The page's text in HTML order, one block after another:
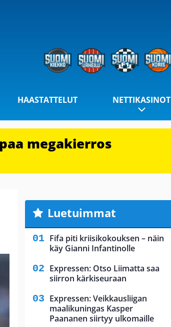
HAASTATTELUT NETTIKASINOT
megakierros
Luetuimmat
Fifa piti kriisikokouksen – näin
käy Gianni Infantinolle
Expressen: Otso Liimatta saa
siirron kärkiseuraan
Expressen: Veikkausliigan
maalikuningas Kasper
Paananen siirtyy ulkomaille